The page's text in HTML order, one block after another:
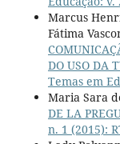
Marcus
Fátima
DO USO DA
Temas em
Maria Sara
DE LA
n. 1 (2015):